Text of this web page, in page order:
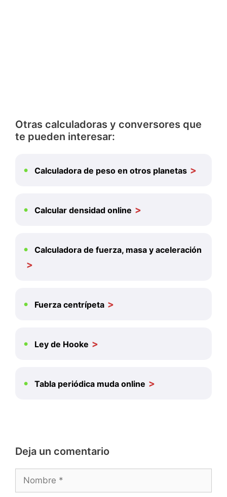
Otras calculadoras y conversores que
te pueden interesar:
Calculadora de peso en otros planetas
Calcular densidad online
Calculadora de fuerza, masa y aceleración
Fuerza centrípeta
Ley de Hooke
Tabla periódica muda online
Deja un comentario
Nombre